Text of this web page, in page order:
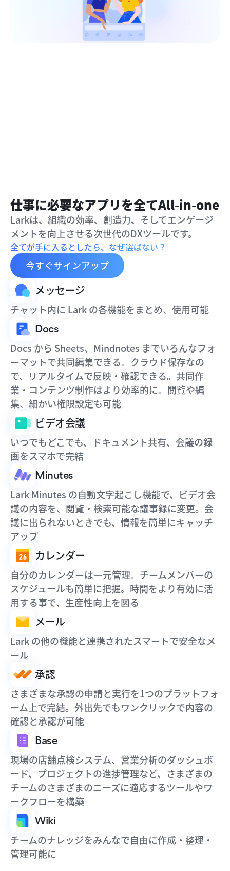
仕事に必要なアプリを全てAll-in-one
Larkは、組織の効率、創造力、そしてエンゲージ
メントを向上させる次世代のDXツールです。
全てが手に入るとしたら、なぜ選ばない？
今すぐサインアップ
メッセージ
チャット内に Lark の各機能をまとめ、使用可能
Docs
Docs から Sheets、Mindnotes までいろんなフォ
ーマットで共同編集できる。クラウド保存なの
で、リアルタイムで反映・確認できる。共同作
業・コンテンツ制作はより効率的に。閲覧や編
集、細かい権限設定も可能
ビデオ会議
いつでもどこでも、ドキュメント共有、会議の録
画をスマホで完結
Minutes
Lark Minutes の自動文字起こし機能で、ビデオ会
議の内容を、閲覧・検索可能な議事録に変更。会
議に出られないときでも、情報を簡単にキャッチ
アップ
カレンダー
自分のカレンダーは一元管理。チームメンバーの
スケジュールも簡単に把握。時間をより有効に活
用する事で、生産性向上を図る
メール
Lark の他の機能と連携されたスマートで安全なメ
ール
承認
さまざまな承認の申請と実行を1つのプラットフォ
ーム上で完結。外出先でもワンクリックで内容の
確認と承認が可能
Base
現場の店舗点検システム、営業分析のダッシュボ
ード、プロジェクトの進捗管理など、さまざまの
チームのさまざまのニーズに適応するツールやワ
ークフローを構築
Wiki
チームのナレッジをみんなで自由に作成・整理・
管理可能に